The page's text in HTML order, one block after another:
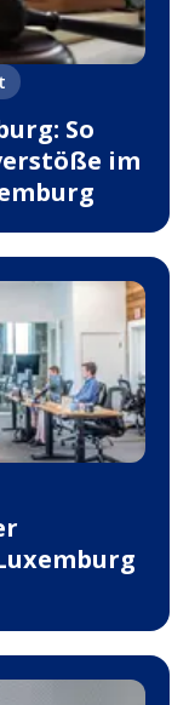
So
im